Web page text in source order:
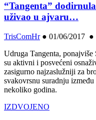
“Tangenta”
uživao u ajvaru…
TrisComHr● 01/06/2017 ●
Udruga Tangenta,
su aktivni i posvećeni
zasigurno najzaslužniji za
svakovrsnu suradnju
nekoliko godina.
IZDVOJENO